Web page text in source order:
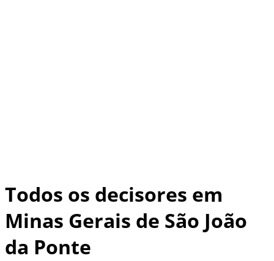
Todos os decisores em
Minas Gerais de São João
da Ponte